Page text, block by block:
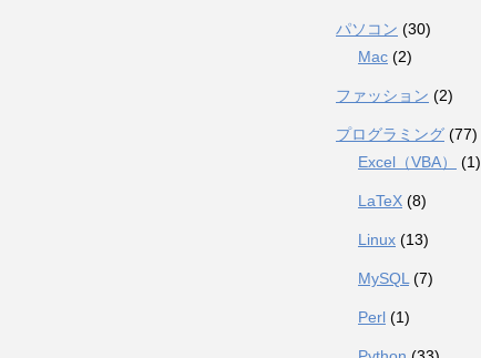
パソコン (30)
Mac (2)
ファッション (2)
プログラミング (77)
Excel（VBA）
(1)
LaTeX (8)
Linux (13)
MySQL (7)
Perl (1)